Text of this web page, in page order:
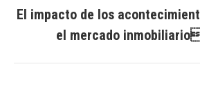
post:
El impacto de los
el mercado